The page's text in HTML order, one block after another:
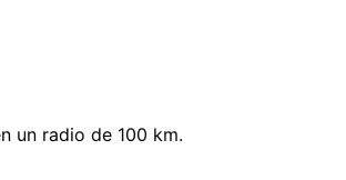
un radio de 100 km.